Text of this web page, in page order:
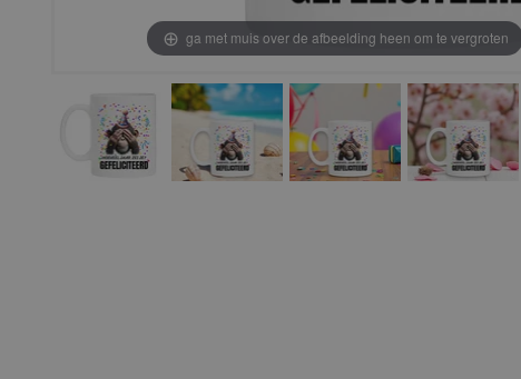
ga met muis over de afbeelding heen om te vergroten